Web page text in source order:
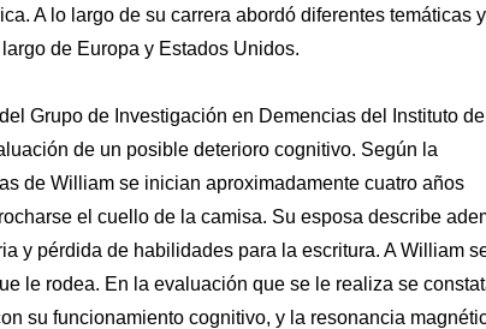
A lo largo de su carrera abordó diferentes temáticas y
de Europa y Estados Unidos.
Grupo de Investigación en Demencias del Instituto de
de un posible deterioro cognitivo. Según la
de William se inician aproximadamente cuatro años
el cuello de la camisa. Su esposa describe
y pérdida de habilidades para la escritura. A William
le rodea. En la evaluación que se le realiza se
su funcionamiento cognitivo, y la resonancia